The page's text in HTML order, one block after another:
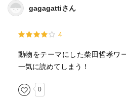
gagagattiさん
4
動物をテーマにした柴田哲孝ワ
一気に読めてしまう！
0